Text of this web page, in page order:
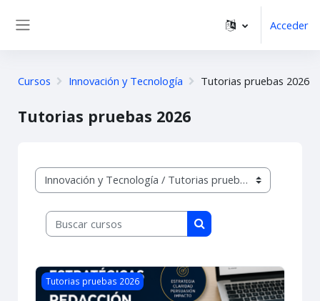
Acceder
Cursos Innovación y Tecnología Tutorias pruebas 2026
Tutorias pruebas 2026
Categorías
Buscar cursos
Buscar cursos
Imagen del curso Habilidades estratégicas para la
Tutorias pruebas 2026